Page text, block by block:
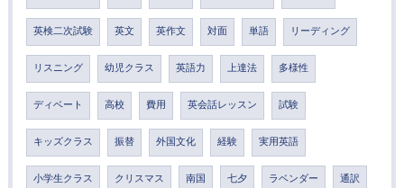
英検二次試験 英文 英作文 対面 単語 リーディング
リスニング 幼児クラス 英語力 上達法 多様性
ディベート 高校 費用 英会話レッスン 試験
キッズクラス 振替 外国文化 経験 実用英語
小学生クラス クリスマス 南国 七夕 ラベンダー 通訳